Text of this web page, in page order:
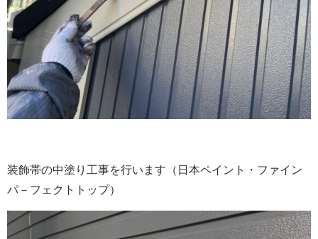
装飾帯の中塗り工事を行います（日本ペイント・ファイン
パ－フェクトトップ）